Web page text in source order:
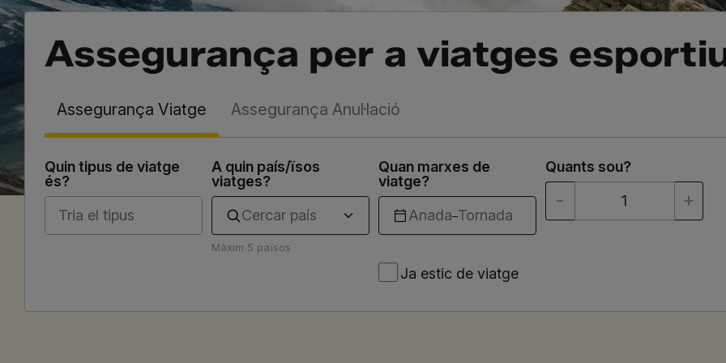
Assegurança per a viatges
Assegurança Viatge Assegurança Anul·lació
Quin tipus de viatge
és?
A quin país/ïsos
viatges?
Cercar país
Màxim 5 països
Quan marxes de
viatge?
Anada–Tornada
Ja
estic
viatge
Ja estic de viatge
Quants sou?